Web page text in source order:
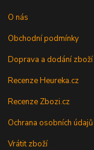
O nás
Obchodní podmínky
Doprava a dodání zboží
Recenze Heureka.cz
Recenze Zbozi.cz
Ochrana osobních údajů
Vrátit zboží